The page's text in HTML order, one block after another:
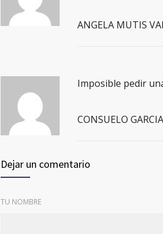
ANGELA MUTIS
Imposible pedir
CONSUELO
Dejar un comentario
TU NOMBRE